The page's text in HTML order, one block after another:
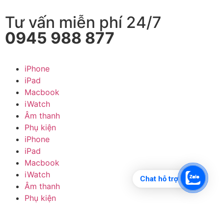
Tư vấn miễn phí 24/7
0945 988 877
iPhone
iPad
Macbook
iWatch
Âm thanh
Phụ kiện
iPhone
iPad
Macbook
iWatch
Âm thanh
Phụ kiện
Chat hỗ trợ